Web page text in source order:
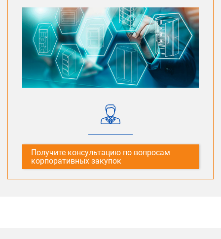
Получите консультацию по вопросам
корпоративных закупок